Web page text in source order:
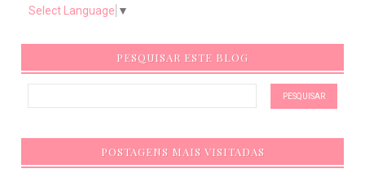
Select Language ▼
PESQUISAR ESTE BLOG
POSTAGENS MAIS VISITADAS